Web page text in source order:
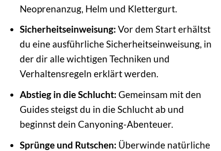
Neoprenanzug, Helm und Klettergurt.
Sicherheitseinweisung: Vor dem Start erhältst
du eine ausführliche Sicherheitseinweisung, in
der dir alle wichtigen Techniken und
Verhaltensregeln erklärt werden.
Abstieg in die Schlucht: Gemeinsam mit den
Guides steigst du in die Schlucht ab und
beginnst dein Canyoning-Abenteuer.
Sprünge und Rutschen: Überwinde natürliche